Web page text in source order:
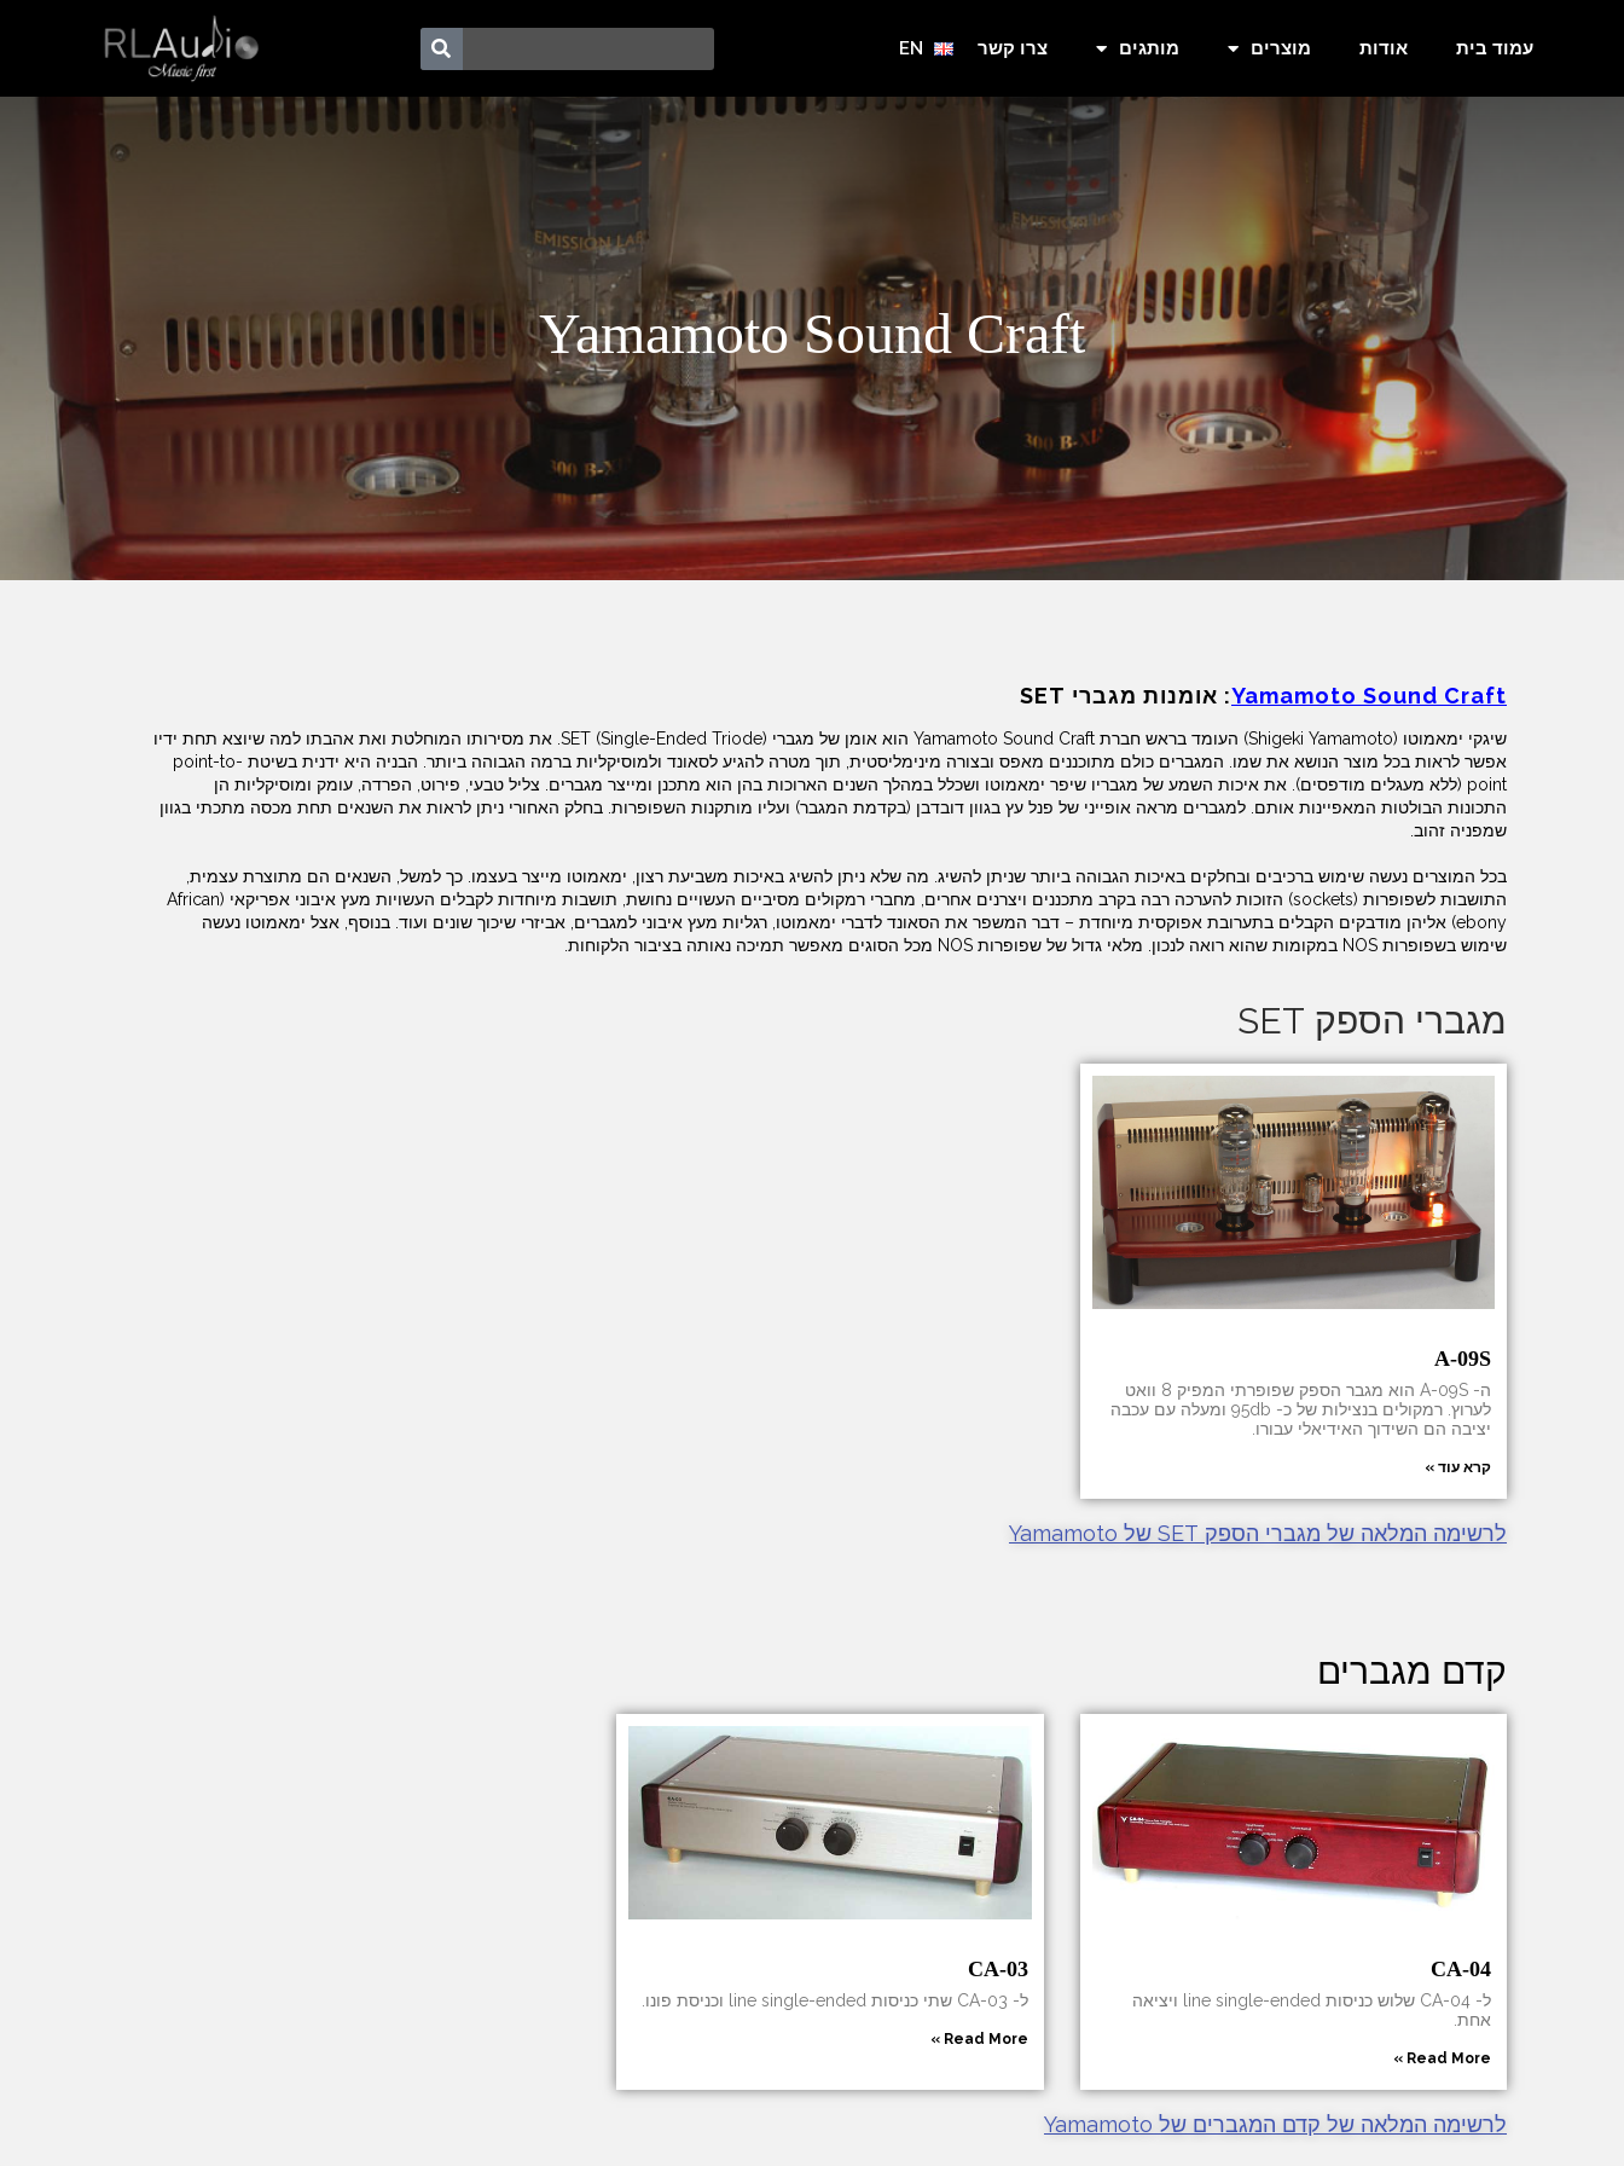
עמוד בית אודות מוצרים מותגים צרו קשר EN
Yamamoto Sound Craft
Yamamoto Sound Craft: אומנות מגברי SET
שיגקי ימאמוטו (Shigeki Yamamoto) העומד בראש חברת Yamamoto Sound Craft
הוא אומן של מגברי SET (Single-Ended Triode). את מסירותו המוחלטת ואת אהבתו למה שיוצא תחת ידיו
אפשר לראות בכל מוצר הנושא את שמו. המגברים כולם מתוכננים מאפס ובצורה מינימליסטית, תוך מטרה להגיע לסאונד ולמוסיקליות ברמה הגבוהה ביותר. הבניה היא ידנית בשיטת point-to-
point (ללא מעגלים מודפסים). את איכות השמע של מגבריו שיפר ימאמוטו ושכלל במהלך השנים הארוכות בהן הוא מתכנן ומייצר מגברים. צליל טבעי, פירוט, הפרדה, עומק ומוסיקליות הן
התכונות הבולטות המאפיינות אותם. למגברים מראה אופייני של פנל עץ בגוון דובדבן (בקדמת המגבר) ועליו מותקנות השפופרות. בחלק האחורי ניתן לראות את השנאים תחת מכסה מתכתי בגוון
שמפניה זהוב.
בכל המוצרים נעשה שימוש ברכיבים ובחלקים באיכות הגבוהה ביותר שניתן להשיג. מה שלא ניתן להשיג באיכות משביעת רצון, ימאמוטו מייצר בעצמו. כך למשל, השנאים הם מתוצרת עצמית,
התושבות לשפופרות (sockets) הזוכות להערכה רבה בקרב מתכננים ויצרנים אחרים, מחברי רמקולים מסיביים העשויים נחושת, תושבות מיוחדות לקבלים העשויות מעץ איבוני אפריקאי (African
ebony) אליהן מודבקים הקבלים בתערובת אפוקסית מיוחדת – דבר המשפר את הסאונד לדברי ימאמוטו, רגליות מעץ איבוני למגברים, אביזרי שיכוך שונים ועוד. בנוסף, אצל ימאמוטו נעשה
שימוש בשפופרות NOS במקומות שהוא רואה לנכון. מלאי גדול של שפופרות NOS מכל הסוגים מאפשר תמיכה נאותה בציבור הלקוחות.
מגברי הספק SET
A-09S
ה- A-09S הוא מגבר הספק שפופרתי המפיק 8 וואט
לערוץ. רמקולים בנצילות של כ- 95db ומעלה עם עכבה
יציבה הם השידוך האידיאלי עבורו.
קרא עוד »
לרשימה המלאה של מגברי הספק SET של Yamamoto
קדם מגברים
CA-04
ל- CA-04 שלוש כניסות line single-ended ויציאה
אחת.
Read More »
CA-03
ל- CA-03 שתי כניסות line single-ended וכניסת פונו.
Read More »
לרשימה המלאה של קדם המגברים של Yamamoto